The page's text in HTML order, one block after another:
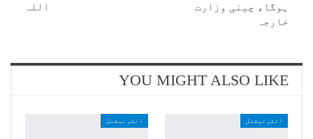
ہوگا، چینی وزارت
خارجہ
اللہ
YOU MIGHT ALSO LIKE
انٹرنیشنل انٹرنیشنل